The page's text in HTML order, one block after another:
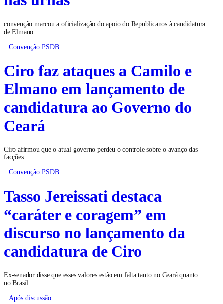
convenção marcou a oficialização do apoio do Republicanos à candidatura
de Elmano
Convenção PSDB
Ciro faz ataques a Camilo e
Elmano em lançamento de
candidatura ao Governo do
Ceará
Ciro afirmou que o atual governo perdeu o controle sobre o avanço das
facções
Convenção PSDB
Tasso Jereissati destaca
“caráter e coragem” em
discurso no lançamento da
candidatura de Ciro
Ex-senador disse que esses valores estão em falta tanto no Ceará quanto
no Brasil
Após discussão